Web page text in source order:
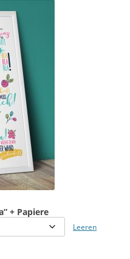
+ Papiere
Leeren